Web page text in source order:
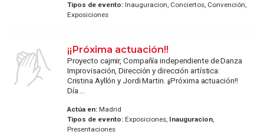
Tipos de evento:Inauguracion, Conciertos, Convención,
Exposiciones
¡¡Próxima actuación!!
Proyecto cajmir, Compañía independiente de Danza
Improvisación, Dirección y dirección artística:
Cristina Ayllón y Jordi Martin. ¡¡Próxima actuación!!
Día ...
Actúa en:Madrid
Tipos de evento:Exposiciones, Inauguracion,
Presentaciones